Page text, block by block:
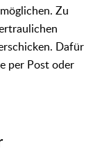
Zu
Dafür
per Post oder